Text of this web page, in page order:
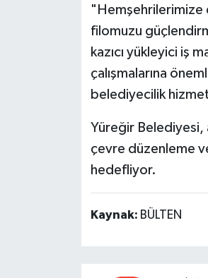
"Hemşehrilerimize
filomuzu
kazıcı yükleyici iş
çalışmalarına
belediyecilik
Yüreğir Belediyesi,
çevre düzenleme
hedefliyor.
Kaynak: BÜLTEN